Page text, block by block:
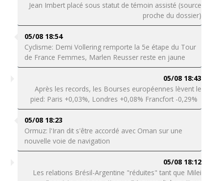
Jean Imbert placé sous statut de témoin assisté (source
proche du dossier)
05/08 18:54
Cyclisme: Demi Vollering remporte la 5e étape du Tour
de France Femmes, Marlen Reusser reste en jaune
05/08 18:43
Après les records, les Bourses européennes lèvent le
pied: Paris +0,03%, Londres +0,08% Francfort -0,29%
05/08 18:23
Ormuz: l'Iran dit s'être accordé avec Oman sur une
nouvelle voie de navigation
05/08 18:12
Les relations Brésil-Argentine "réduites" tant que Milei